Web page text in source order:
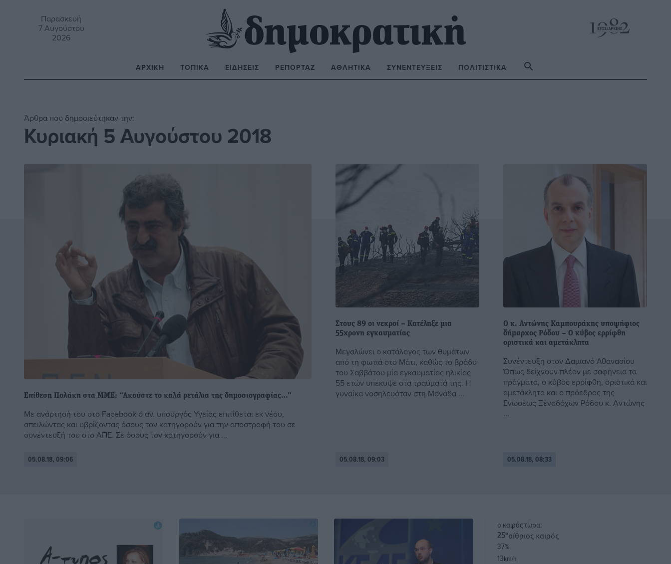
Παρασκευή
7 Αυγούστου
2026
ΑΡΧΙΚΉ ΤΟΠΙΚΆ ΕΙΔΉΣΕΙΣ ΡΕΠΟΡΤΆΖ ΑΘΛΗΤΙΚΆ ΣΥΝΕΝΤΕΎΞΕΙΣ ΠΟΛΙΤΙΣΤΙΚΆ
Άρθρα που δημοσιεύτηκαν την:
Κυριακή 5 Αυγούστου 2018
Επίθεση Πολάκη στα ΜΜΕ: “Ακούστε το καλά ρετάλια της δημοσιογραφίας…”
Με ανάρτησή του στο Facebook ο αν. υπουργός Υγείας επιτίθεται εκ νέου,
απειλώντας και υβρίζοντας όσους τον κατηγορούν για την αποστροφή του σε
συνέντευξή του στο ΑΠΕ. Σε όσους τον κατηγορούν για ...
05.08.18, 09:06
Στους 89 οι νεκροί – Κατέληξε μια
55χρονη εγκαυματίας
Μεγαλώνει ο κατάλογος των θυμάτων
από τη φωτιά στο Μάτι, καθώς το βράδυ
του Σαββάτου μία εγκαυματίας ηλικίας
55 ετών υπέκυψε στα τραύματά της. Η
γυναίκα νοσηλευόταν στη Μονάδα ...
05.08.18, 09:03
Ο κ. Αντώνης Καμπουράκης υποψήφιος
δήμαρχος Ρόδου – O κύβος ερρίφθη
οριστικά και αμετάκλητα
Συνέντευξη στον Δαμιανό Αθανασίου
Όπως δείχνουν πλέον με σαφήνεια τα
πράγματα, ο κύβος ερρίφθη, οριστικά και
αμετάκλητα και ο πρόεδρος της
Ενώσεως Ξενοδόχων Ρόδου κ. Αντώνης
...
05.08.18, 08:33
o καιρός τώρα:
25°αίθριος καιρός
37%
13km/h